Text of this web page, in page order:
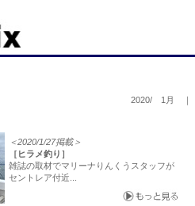
2020/ 1月
＜2020/1/27掲載＞
［ヒラメ釣り］
雑誌の取材でマリーナりんくうスタッフが
セントレア付近...